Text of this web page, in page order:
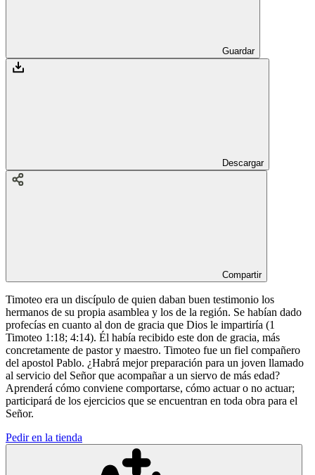
Guardar
Descargar
Compartir
Timoteo era un discípulo de quien daban buen testimonio los
hermanos de su propia asamblea y los de la región. Se habían dado
profecías en cuanto al don de gracia que Dios le impartiría (1
Timoteo 1:18; 4:14). Él había recibido este don de gracia, más
concretamente de pastor y maestro. Timoteo fue un fiel compañero
del apostol Pablo. ¿Habrá mejor preparación para un joven llamado
al servicio del Señor que acompañar a un siervo de más edad?
Aprenderá cómo conviene comportarse, cómo actuar o no actuar;
participará de los ejercicios que se encuentran en toda obra para el
Señor.
Pedir en la tienda